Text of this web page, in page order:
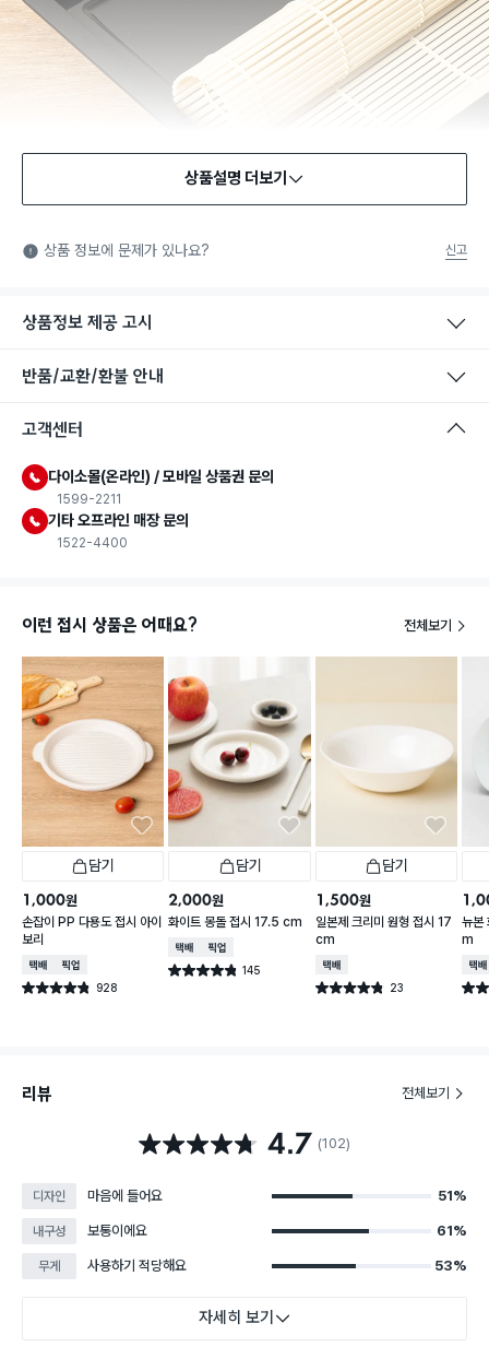
식품용 기구: 식품위생법에서 정한 규격에 따라 제조되어 식품 또
는 식품첨가물에 사용할 수 있는 식품용기구라는 표시입니다.
상품설명 더보기
상품 정보에 문제가 있나요? 신고
상품정보 제공 고시
반품/교환/환불 안내
고객센터
다이소몰(온라인) / 모바일 상품권 문의
1599-2211
기타 오프라인 매장 문의
1522-4400
이런 접시 상품은 어때요? 전체보기
담기
1,000원
손잡이 PP 다용도 접시 아이
보리
택배배송매장픽업
별점 4.8점 928
건 작성
담기
2,000원
화이트 몽돌 접시 17.5 cm
택배배송매장픽업
별점 4.8점 145
건 작성
담기
1,500원
일본제 크리미 원형 접시 17
cm
택배배송
별점 4.8점 23
건 작성
뉴본
m
택배
별점
리뷰 전체보기
별점 4.7점 4.7 (102)
디자인 마음에 들어요 51%
내구성 보통이에요 61%
무게 사용하기 적당해요 53%
자세히 보기